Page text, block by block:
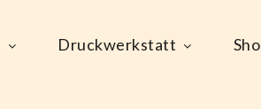
Druckwerkstatt